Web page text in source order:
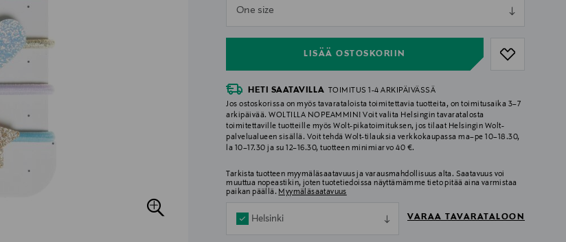
One size
LISÄÄ OSTOSKORIIN
null
HETI SAATAVILLA
TOIMITUS 1-4 ARKIPÄIVÄSSÄ
Jos ostoskorissa on myös tavarataloista toimitettavia tuotteita, on toimitusaika 3–7
arkipäivää. WOLTILLA NOPEAMMIN! Voit valita Helsingin tavaratalosta
toimitettaville tuotteille myös Wolt-pikatoimituksen, jos tilaat Helsingin Wolt-
palvelualueen sisällä. Voit tehdä Wolt-tilauksia verkkokaupassa ma–pe 10–18.30,
la 10–17.30 ja su 12–16.30, tuotteen minimiarvo 40 €.
Tarkista tuotteen myymäläsaatavuus ja varausmahdollisuus alta. Saatavuus voi
muuttua nopeastikin, joten tuotetiedoissa näyttämämme tieto pitää aina varmistaa
paikan päällä. Myymäläsaatavuus
Helsinki VARAA TAVARATALOON